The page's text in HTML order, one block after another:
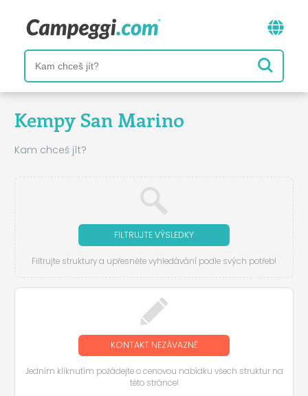
Kempy San Marino
Kam chceš jít?
FILTRUJTE VÝSLEDKY
Filtrujte struktury a upřesněte vyhledávání podle svých potřeb!
KONTAKT NEZÁVAZNĚ
Jedním kliknutím požádejte o cenovou nabídku všech struktur na
této stránce!